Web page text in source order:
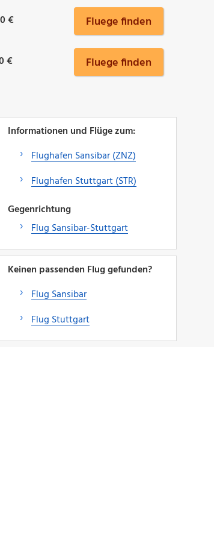
€ Fluege finden
€ Fluege finden
Informationen und Flüge zum:
Flughafen Sansibar (ZNZ)
Flughafen Stuttgart (STR)
Gegenrichtung
Flug Sansibar-Stuttgart
Keinen passenden Flug gefunden?
Flug Sansibar
Flug Stuttgart